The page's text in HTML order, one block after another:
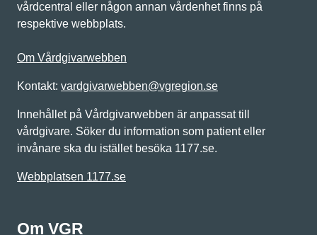
vårdcentral eller någon annan vårdenhet finns på
respektive webbplats.
Om Vårdgivarwebben
Kontakt: vardgivarwebben@vgregion.se
Innehållet på Vårdgivarwebben är anpassat till
vårdgivare. Söker du information som patient eller
invånare ska du istället besöka 1177.se.
Webbplatsen 1177.se
Om VGR